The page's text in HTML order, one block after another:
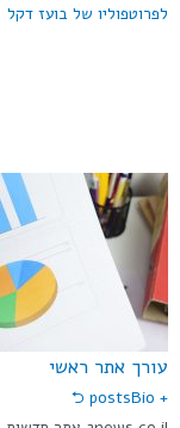
לפרוטפוליו של בועז דקל
עורך אתר ראשי
+ posts
Bio ⮌